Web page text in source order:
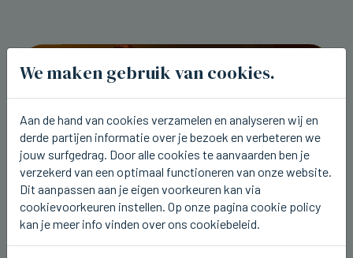
We maken gebruik van cookies.
Aan de hand van cookies verzamelen en analyseren wij en
derde partijen informatie over je bezoek en verbeteren we
jouw surfgedrag. Door alle cookies te aanvaarden ben je
verzekerd van een optimaal functioneren van onze website.
Dit aanpassen aan je eigen voorkeuren kan via
cookievoorkeuren instellen. Op onze pagina cookie policy
kan je meer info vinden over ons cookiebeleid.